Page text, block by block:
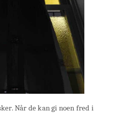
Når de kan gi noen fred i